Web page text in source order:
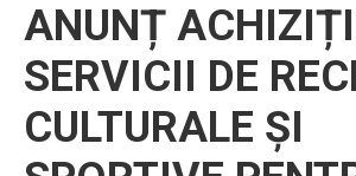
ANUNȚ
SERVICII DE
CULTURALE ȘI